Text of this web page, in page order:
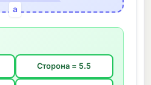
a
Сторона = 5.5